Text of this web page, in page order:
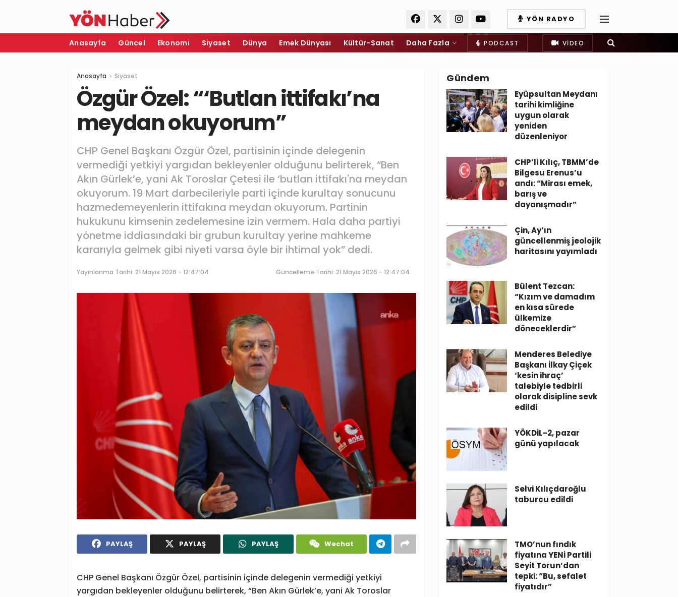
YÖN RADYO
Anasayfa Güncel Ekonomi Siyaset Dünya Emek Dünyası Kültür-Sanat Daha Fazla PODCAST VIDEO
Anasayfa Siyaset
Özgür Özel: “‘Butlan ittifakı’na
meydan okuyorum”
CHP Genel Başkanı Özgür Özel, partisinin içinde delegenin
vermediği yetkiyi yargıdan bekleyenler olduğunu belirterek, “Ben
Akın Gürlek’e, yani Ak Toroslar Çetesi ile ‘butlan ittifakı'na meydan
okuyorum. 19 Mart darbecileriyle parti içinde kurultay sonucunu
hazmedemeyenlerin ittifakına meydan okuyorum. Partinin
hukukunu kimsenin zedelemesine izin vermem. Hala daha partiyi
yönetme iddiasındaki bir grubun kurultay yerine mahkeme
kararıyla gelmek gibi niyeti varsa öyle bir ihtimal yok” dedi.
Yayınlanma Tarihi: 21 Mayıs 2026 - 12:47:04 Güncelleme Tarihi: 21 Mayıs 2026 - 12:47:04
PAYLAŞ PAYLAŞ PAYLAŞ Wechat
CHP Genel Başkanı Özgür Özel, partisinin içinde delegenin vermediği yetkiyi
yargıdan bekleyenler olduğunu belirterek, “Ben Akın Gürlek’e, yani Ak Toroslar
Gündem
Eyüpsultan Meydanı
tarihi kimliğine
uygun olarak
yeniden
düzenleniyor
CHP’li Kılıç, TBMM’de
Bilgesu Erenus’u
andı: “Mirası emek,
barış ve
dayanışmadır”
Çin, Ay’ın
güncellenmiş jeolojik
haritasını yayımladı
Bülent Tezcan:
“Kızım ve damadım
en kısa sürede
ülkemize
döneceklerdir”
Menderes Belediye
Başkanı İlkay Çiçek
‘kesin ihraç’
talebiyle tedbirli
olarak disipline sevk
edildi
YÖKDİL-2, pazar
günü yapılacak
Selvi Kılıçdaroğlu
taburcu edildi
TMO’nun fındık
fiyatına YENİ Partili
Seyit Torun’dan
tepki: “Bu, sefalet
fiyatıdır”